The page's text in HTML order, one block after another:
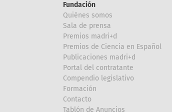
Fundación
Quiénes somos
Sala de prensa
Premios madri+d
Premios de Ciencia en Español
Publicaciones madri+d
Portal del contratante
Compendio legislativo
Formación
Contacto
Tablón de Anuncios